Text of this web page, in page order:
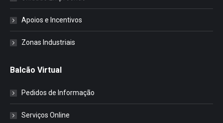
Apoios e Incentivos
Zonas Industriais
Balcão Virtual
Pedidos de Informação
Serviços Online